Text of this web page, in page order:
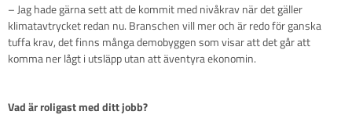
– Jag hade gärna sett att de kommit med nivåkrav när det gäller
klimatavtrycket redan nu. Branschen vill mer och är redo för ganska
tuffa krav, det finns många demobyggen som visar att det går att
komma ner lågt i utsläpp utan att äventyra ekonomin.
Vad är roligast med ditt jobb?